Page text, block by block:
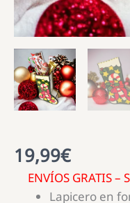
19,99€
ENVÍOS GRATIS –
Lapicero en